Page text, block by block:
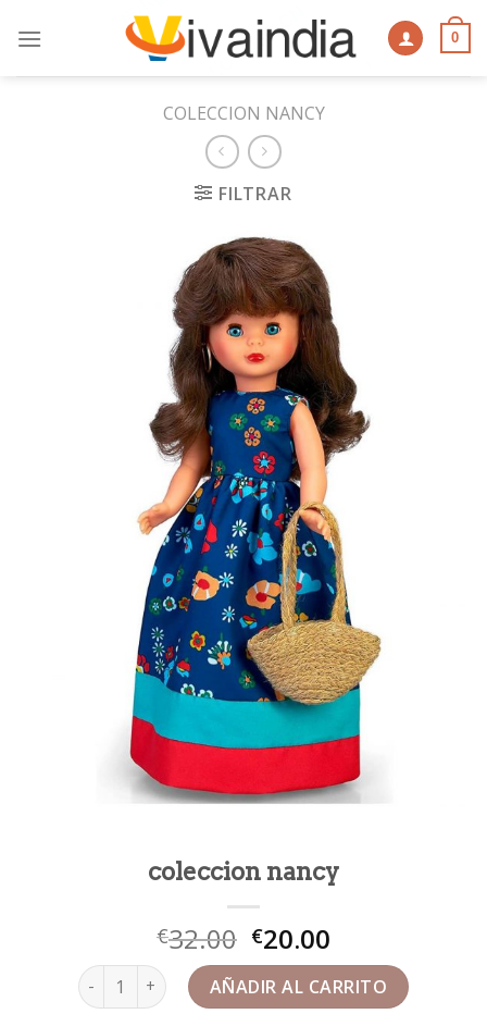
0
COLECCION NANCY
FILTRAR
coleccion nancy
€32.00 €20.00
coleccion nancy cantidadAÑADIR AL CARRITO